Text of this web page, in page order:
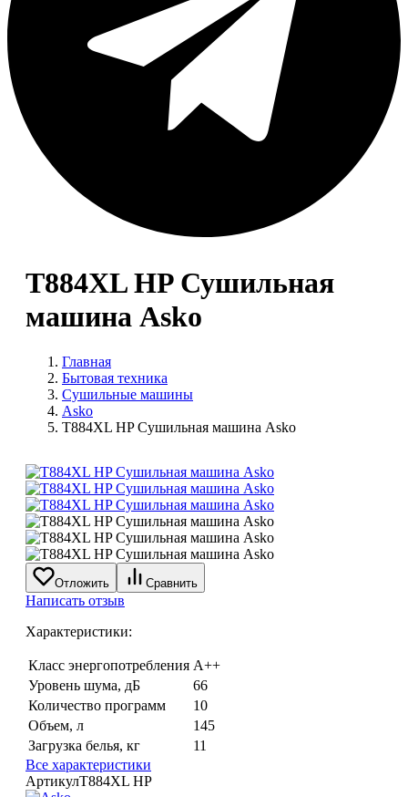
T884XL HP Сушильная
машина Asko
Главная
Бытовая техника
Сушильные машины
Asko
T884XL HP Сушильная машина Asko
Отложить Сравнить
Написать отзыв
Характеристики:
Класс энергопотребления A++
Уровень шума, дБ
66
Количество программ
10
Объем, л
145
Загрузка белья, кг
11
Все характеристики
АртикулT884XL HP